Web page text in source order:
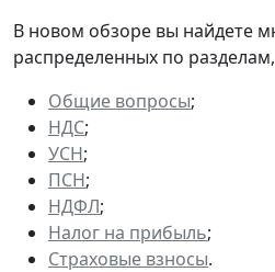
В новом обзоре вы найдете
распределенных по
Общие вопросы;
НДС;
УСН;
ПСН;
НДФЛ;
Налог на прибыль;
Страховые взносы.